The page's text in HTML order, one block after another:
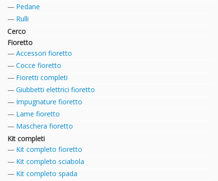
Pedane
Rulli
Cerco
Fioretto
Accessori fioretto
Cocce fioretto
Fioretti completi
Giubbetti elettrici fioretto
Impugnature fioretto
Lame fioretto
Maschera fioretto
Kit completi
Kit completo fioretto
Kit completo sciabola
Kit completo spada